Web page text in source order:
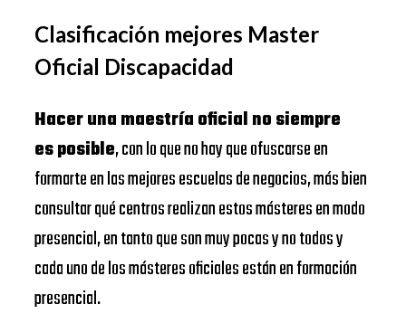
Clasificación mejores Master
Oficial Discapacidad
Hacer una maestría oficial no siempre
es posible, con lo que no hay que ofuscarse en
formarte en las mejores escuelas de negocios, más bien
consultar qué centros realizan estos másteres en modo
presencial, en tanto que son muy pocas y no todos y
cada uno de los másteres oficiales están en formación
presencial.